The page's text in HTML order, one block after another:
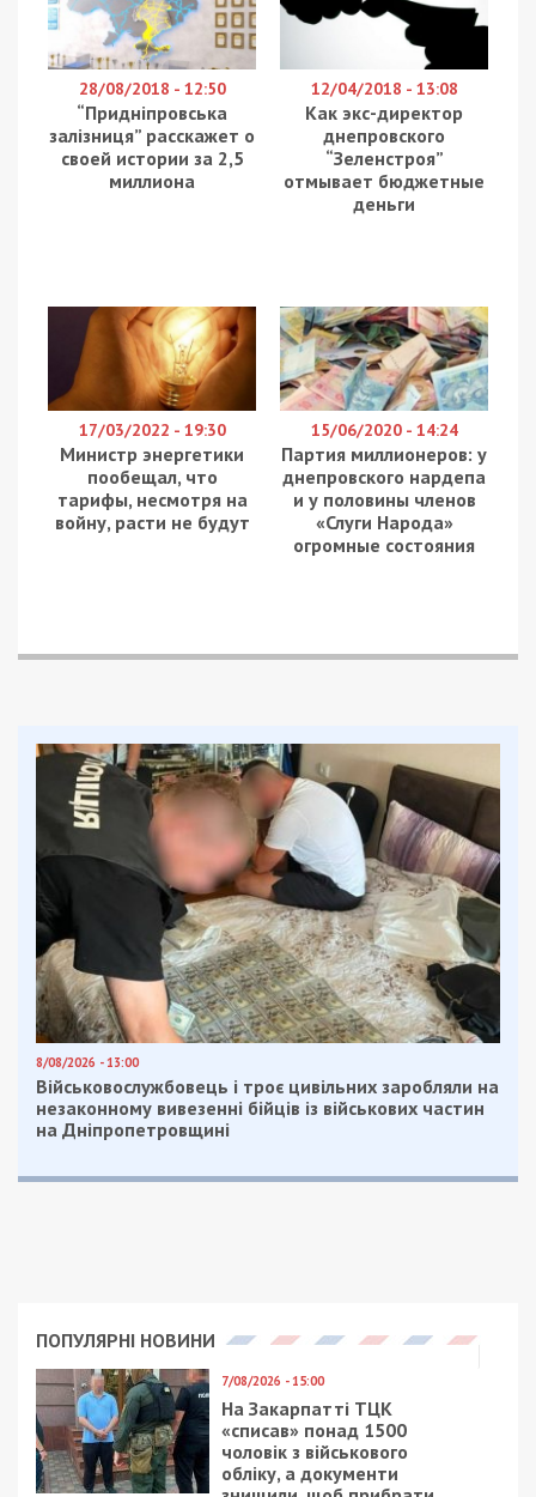
28/08/2018 - 12:50
“Придніпровська
залізниця” расскажет о
своей истории за 2,5
миллиона
12/04/2018 - 13:08
Как экс-директор
днепровского
“Зеленстроя”
отмывает бюджетные
деньги
17/03/2022 - 19:30
Министр энергетики
пообещал, что
тарифы, несмотря на
войну, расти не будут
15/06/2020 - 14:24
Партия миллионеров: у
днепровского нардепа
и у половины членов
«Слуги Народа»
огромные состояния
8/08/2026 - 13:00
Військовослужбовець і троє цивільних заробляли на
незаконному вивезенні бійців із військових частин
на Дніпропетровщині
ПОПУЛЯРНІ НОВИНИ
7/08/2026 - 15:00
На Закарпатті ТЦК
«списав» понад 1500
чоловік з військового
обліку, а документи